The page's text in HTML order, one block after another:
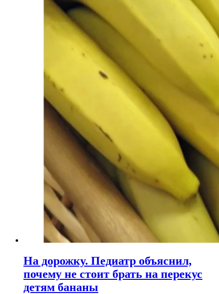
На дорожку. Педиатр объяснил,
почему не стоит брать на перекус
детям бананы